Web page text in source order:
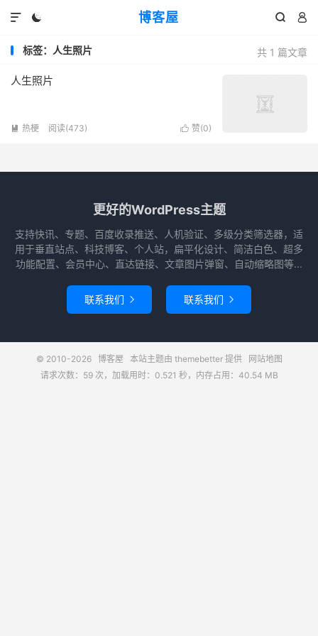
博客屋
  

共 1 篇文章
标签：人生照片
人生照片
 赞(0)
 热梗 阅读(473)
更好的WordPress主题
支持快讯、专题、百度收录推送、人机验证、多级分类筛选器，适
用于垂直站点、科技博客、个人站，扁平化设计、简洁白色、超多
功能配置、会员中心、直达链接、文章图片弹窗、自动缩略图等...
联系我们  联系我们 
© 2010-2026 博客屋 本站主题由 themebetter提供
网站地图
请求次数：59 次，加载用时：0.521 秒，内存占用：40.54 MB